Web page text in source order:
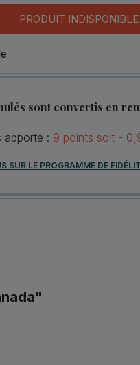
PRODUIT INDISPONIBLE
sont convertis en
apporte : 9 points soit -
SUR LE PROGRAMME DE